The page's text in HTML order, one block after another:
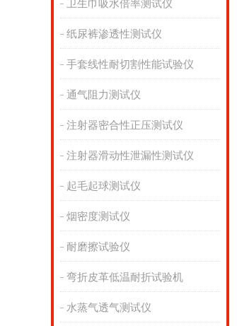
卫生巾吸水倍率测试仪
纸尿裤渗透性测试仪
手套线性耐切割性能试验仪
通气阻力测试仪
注射器密合性正压测试仪
注射器滑动性泄漏性测试仪
起毛起球测试仪
烟密度测试仪
耐磨擦试验仪
弯折皮革低温耐折试验机
水蒸气透气测试仪